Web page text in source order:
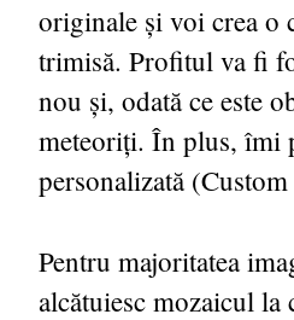
originale și voi crea o
trimisă. Profitul va fi
nou și, odată ce este
meteoriți. În plus, îmi
personalizată
Pentru majoritatea
alcătuiesc mozaicul la